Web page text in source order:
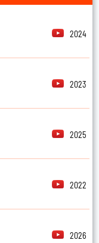
2024
2023
2025
2022
2026